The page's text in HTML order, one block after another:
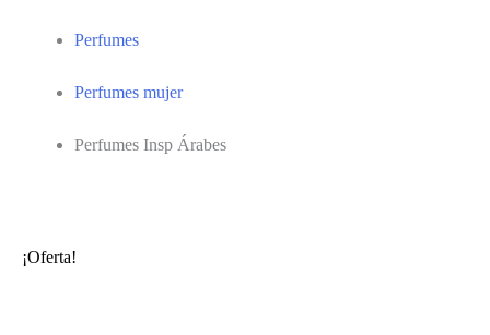
Perfumes
Perfumes mujer
Perfumes Insp Árabes
¡Oferta!